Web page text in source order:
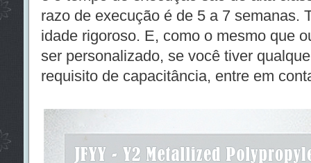
razo de execução é de 5 a 7 semanas.
idade rigoroso. E, como o mesmo que
ser personalizado, se você tiver
requisito de capacitância, entre em